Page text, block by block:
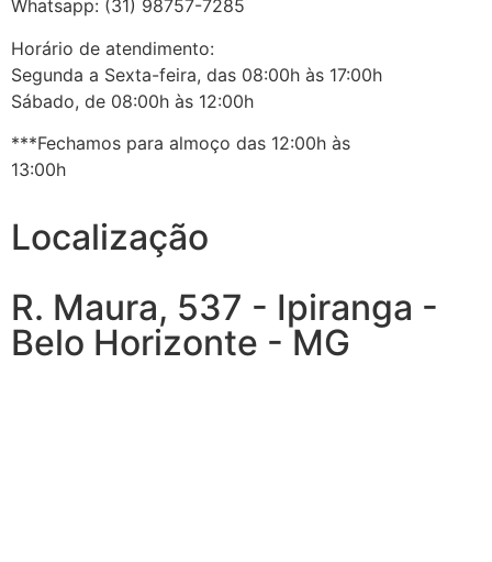
Whatsapp: (31) 98757-7285
Horário de atendimento:
Segunda a Sexta-feira, das 08:00h às 17:00h
Sábado, de 08:00h às 12:00h
***Fechamos para almoço das 12:00h às
13:00h
Localização
R. Maura, 537 - Ipiranga -
Belo Horizonte - MG